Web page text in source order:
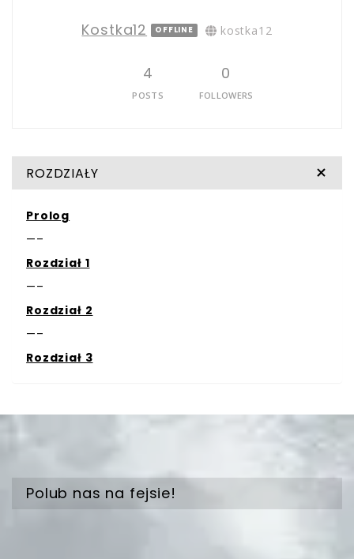
Kostka12 OFFLINE kostka12
4
POSTS
0
FOLLOWERS
ROZDZIAŁY
Prolog
—–
Rozdział 1
—–
Rozdział 2
—–
Rozdział 3
Polub nas na fejsie!